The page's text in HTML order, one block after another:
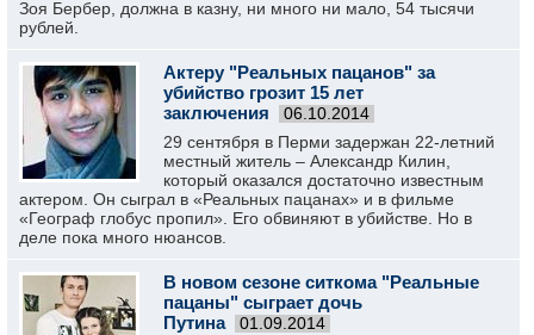
Зоя Бербер, должна в казну, ни много ни мало, 54 тысячи
рублей.
Актеру "Реальных пацанов" за
убийство грозит 15 лет
заключения
06.10.2014
29 сентября в Перми задержан 22-летний
местный житель – Александр Килин,
который оказался достаточно известным
актером. Он сыграл в «Реальных пацанах» и в фильме
«Географ глобус пропил». Его обвиняют в убийстве. Но в
деле пока много нюансов.
В новом сезоне ситкома "Реальные
пацаны" сыграет дочь
Путина
01.09.2014